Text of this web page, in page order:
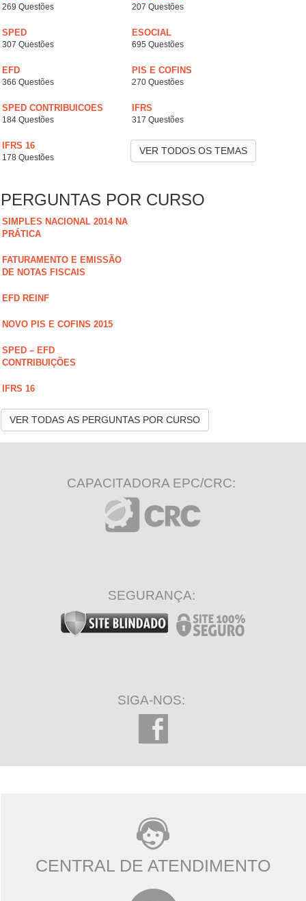
269 Questões 207 Questões
SPED
307 Questões
ESOCIAL
695 Questões
EFD
366 Questões
PIS E COFINS
270 Questões
SPED CONTRIBUICOES
184 Questões
IFRS
317 Questões
IFRS 16
178 Questões
VER TODOS OS TEMAS
PERGUNTAS POR CURSO
SIMPLES NACIONAL 2014 NA
PRÁTICA
FATURAMENTO E EMISSÃO
DE NOTAS FISCAIS
EFD REINF
NOVO PIS E COFINS 2015
SPED – EFD
CONTRIBUIÇÕES
IFRS 16
VER TODAS AS PERGUNTAS POR CURSO
CAPACITADORA EPC/CRC:
SEGURANÇA:
SIGA-NOS:
CENTRAL DE ATENDIMENTO